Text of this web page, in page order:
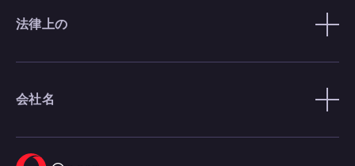
法律上の
会社名